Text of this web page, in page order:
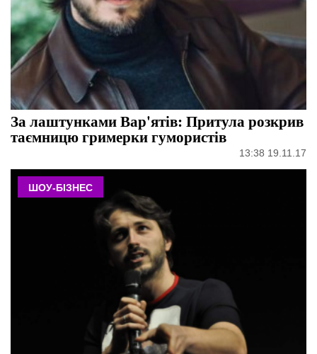
За лаштунками Вар'ятів: Притула розкрив
таємницю гримерки гумористів
13:38 19.11.17
ШОУ-БІЗНЕС